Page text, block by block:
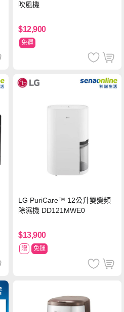
吹風機
$12,900
免運
LG PuriCare™ 12公升雙變頻
除濕機 DD121MWE0
$13,900
贈 免運